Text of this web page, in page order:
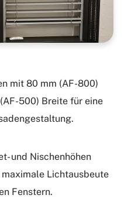
mit 80 mm (AF-800)
500) Breite für eine
und Nischenhöhen
Lichtausbeute
Fenstern.